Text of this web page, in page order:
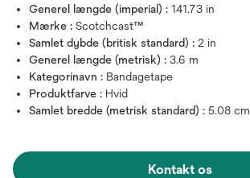
Generel længde (imperial) : 141.73 in
Mærke : Scotchcast™
Samlet dybde (britisk standard) : 2 in
Generel længde (metrisk) : 3.6 m
Kategorinavn : Bandagetape
Produktfarve : Hvid
Samlet bredde (metrisk standard) : 5.08 cm
Kontakt os